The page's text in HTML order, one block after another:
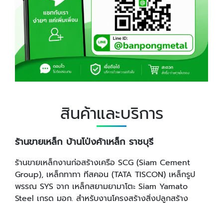
สินค้าและบริการ
​ร้านขายเหล็ก บ้านโป่งค้าเหล็ก ราชบุรี
ร้านขายเหล็กงานก่อสร้างเครือ SCG (Siam Cement
Group), เหล็กทาทา ทีสคอน (TATA TISCON) เหล็กรูป
พรรณ SYS จาก เหล็กสยามยามาโตะ Siam Yamato
Steel เกรด มอก. สำหรับงานโครงสร้างสิ่งปลูกสร้าง